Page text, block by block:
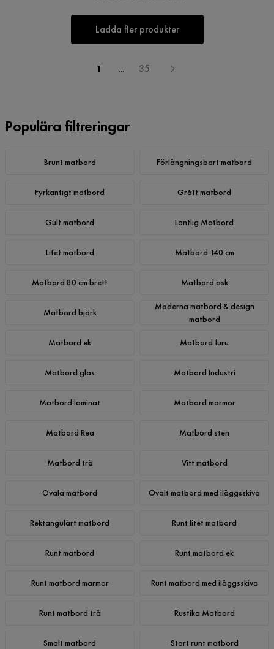
Ladda fler produkter
1 ... 35
Populära filtreringar
Brunt matbord Förlängningsbart matbord
Fyrkantigt matbord Grått matbord
Gult matbord Lantlig Matbord
Litet matbord Matbord 140 cm
Matbord 80 cm brett Matbord ask
Matbord björk
Moderna matbord & design
matbord
Matbord ek Matbord furu
Matbord glas Matbord Industri
Matbord laminat Matbord marmor
Matbord Rea Matbord sten
Matbord trä Vitt matbord
Ovala matbord Ovalt matbord med iläggsskiva
Rektangulärt matbord Runt litet matbord
Runt matbord Runt matbord ek
Runt matbord marmor Runt matbord med iläggsskiva
Runt matbord trä Rustika Matbord
Smalt matbord Stort runt matbord